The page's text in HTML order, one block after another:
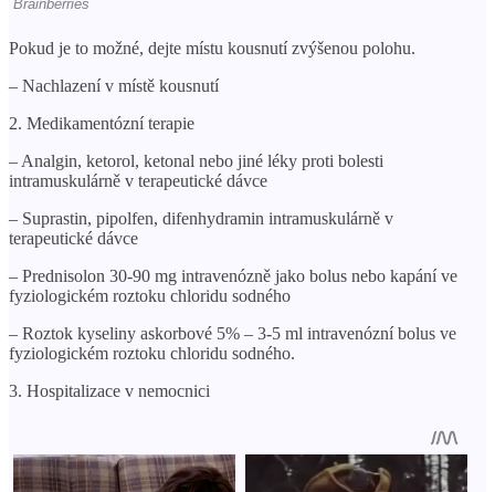
Pokud je to možné, dejte místu kousnutí zvýšenou polohu.
– Nachlazení v místě kousnutí
2. Medikamentózní terapie
– Analgin, ketorol, ketonal nebo jiné léky proti bolesti
intramuskulárně v terapeutické dávce
– Suprastin, pipolfen, difenhydramin intramuskulárně v
terapeutické dávce
– Prednisolon 30-90 mg intravenózně jako bolus nebo kapání ve
fyziologickém roztoku chloridu sodného
– Roztok kyseliny askorbové 5% – 3-5 ml intravenózní bolus ve
fyziologickém roztoku chloridu sodného.
3. Hospitalizace v nemocnici